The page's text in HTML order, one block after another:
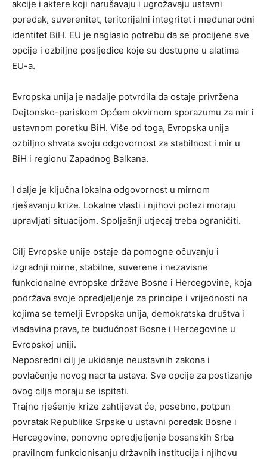
akcije i aktere koji narušavaju i ugrožavaju ustavni
poredak, suverenitet, teritorijalni integritet i međunarodni
identitet BiH. EU je naglasio potrebu da se procijene sve
opcije i ozbiljne posljedice koje su dostupne u alatima
EU-a.
Evropska unija je nadalje potvrdila da ostaje privržena
Dejtonsko-pariskom Općem okvirnom sporazumu za mir i
ustavnom poretku BiH. Više od toga, Evropska unija
ozbiljno shvata svoju odgovornost za stabilnost i mir u
BiH i regionu Zapadnog Balkana.
I dalje je ključna lokalna odgovornost u mirnom
rješavanju krize. Lokalne vlasti i njihovi potezi moraju
upravljati situacijom. Spoljašnji utjecaj treba ograničiti.
Cilj Evropske unije ostaje da pomogne očuvanju i
izgradnji mirne, stabilne, suverene i nezavisne
funkcionalne evropske države Bosne i Hercegovine, koja
podržava svoje opredjeljenje za principe i vrijednosti na
kojima se temelji Evropska unija, demokratska društva i
vladavina prava, te budućnost Bosne i Hercegovine u
Evropskoj uniji.
Neposredni cilj je ukidanje neustavnih zakona i
povlačenje novog nacrta ustava. Sve opcije za postizanje
ovog cilja moraju se ispitati.
Trajno rješenje krize zahtijevat će, posebno, potpun
povratak Republike Srpske u ustavni poredak Bosne i
Hercegovine, ponovno opredjeljenje bosanskih Srba
pravilnom funkcionisanju državnih institucija i njihovu